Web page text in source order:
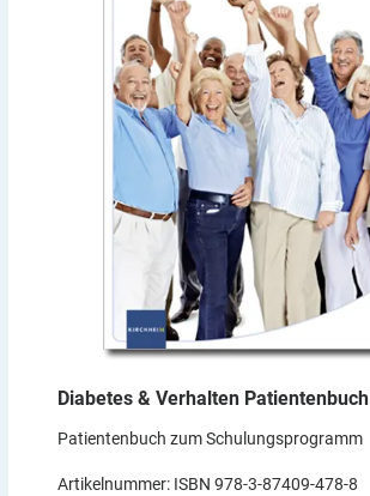
Diabetes & Verhalten Patientenbuch
Patientenbuch zum Schulungsprogramm
Artikelnummer: ISBN 978-3-87409-478-8